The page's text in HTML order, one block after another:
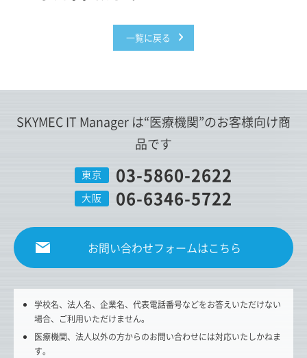
一覧に戻る
SKYMEC IT Manager は“医療機関”のお客様向け商
品です
東京 03-5860-2622
大阪 06-6346-5722
お問い合わせフォームはこちら
学校名、法人名、企業名、代表電話番号などをお答えいただけない
場合、ご利用いただけません。
医療機関、法人以外の方からのお問い合わせには対応いたしかねま
す。